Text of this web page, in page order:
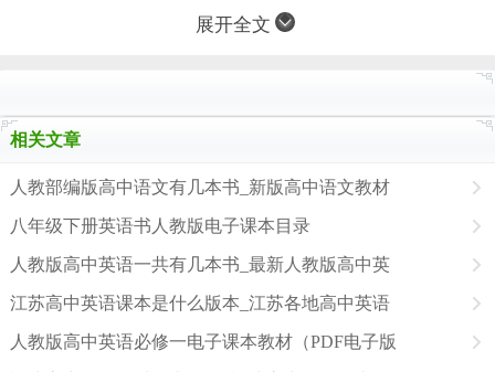
展开全文
相关文章
人教部编版高中语文有几本书_新版高中语文教材
八年级下册英语书人教版电子课本目录
人教版高中英语一共有几本书_最新人教版高中英
江苏高中英语课本是什么版本_江苏各地高中英语
人教版高中英语必修一电子课本教材（PDF电子版